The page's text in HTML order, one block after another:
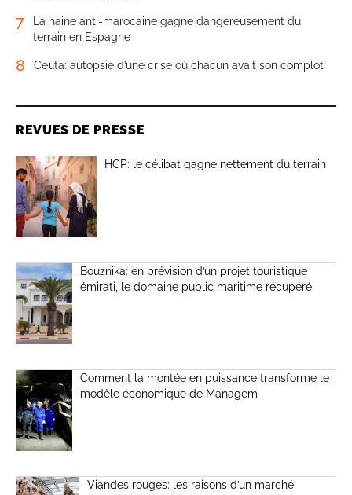
7
La haine anti-marocaine gagne dangereusement du
terrain en Espagne
8 Ceuta: autopsie d’une crise où chacun avait son complot
REVUES DE PRESSE
HCP: le célibat gagne nettement du terrain
Bouznika: en prévision d’un projet touristique
émirati, le domaine public maritime récupéré
Comment la montée en puissance transforme le
modèle économique de Managem
Viandes rouges: les raisons d’un marché